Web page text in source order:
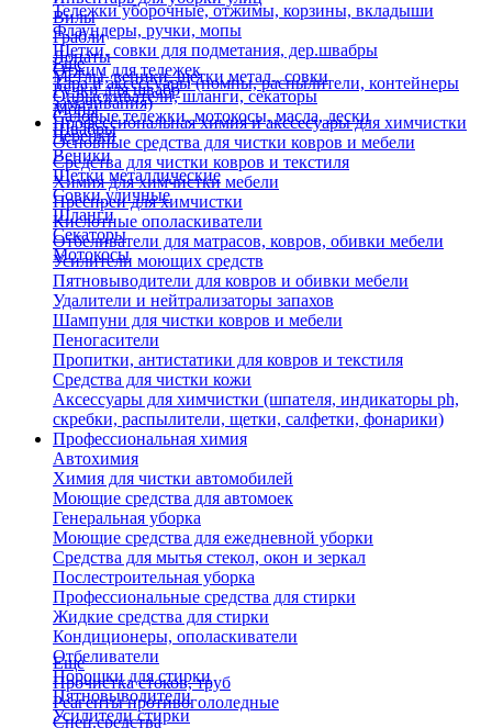
Тележки уборочные, отжимы, корзины, вкладыши
Флаундеры, ручки, мопы
Щетки, совки для подметания, дер.швабры
Отжим для тележек
Ручки для швабр
Мопы
Швабры
Вилы
Грабли
Лопаты
Метлы, веники, щетки метал., совки
Опрыскиватели, шланги, секаторы
Садовые тележки, мотокосы, масла, лески
Черенки
Веники
Щетки металлические
Совки уличные
Шланги
Секаторы
Мотокосы
Еще
Тара и аксессуары (помпы, распылители, контейнеры
замачивания)
Профессиональная химия и акссесуары для химчистки
Основные средства для чистки ковров и мебели
Средства для чистки ковров и текстиля
Химия для химчистки мебели
Преспреи для химчистки
Кислотные ополаскиватели
Отбеливатели для матрасов, ковров, обивки мебели
Усилители моющих средств
Пятновыводители для ковров и обивки мебели
Удалители и нейтрализаторы запахов
Шампуни для чистки ковров и мебели
Пеногасители
Пропитки, антистатики для ковров и текстиля
Средства для чистки кожи
Аксессуары для химчистки (шпателя, индикаторы ph,
скребки, распылители, щетки, салфетки, фонарики)
Профессиональная химия
Автохимия
Химия для чистки автомобилей
Моющие средства для автомоек
Генеральная уборка
Моющие средства для ежедневной уборки
Средства для мытья стекол, окон и зеркал
Послестроительная уборка
Профессиональные средства для стирки
Жидкие средства для стирки
Кондиционеры, ополаскиватели
Отбеливатели
Порошки для стирки
Пятновыводители
Усилители стирки
Еще
Прочистка стоков, труб
Реагенты противогололедные
Спец.средства